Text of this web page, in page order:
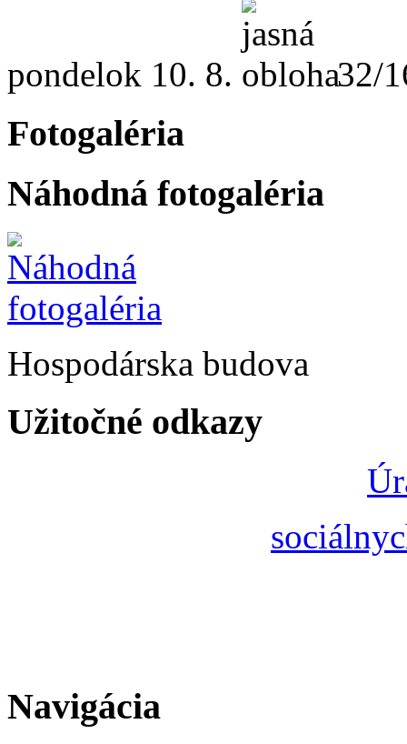
pondelok 10. 8. 32/
Fotogaléria
Náhodná fotogaléria
Hospodárska budova
Užitočné odkazy
Navigácia